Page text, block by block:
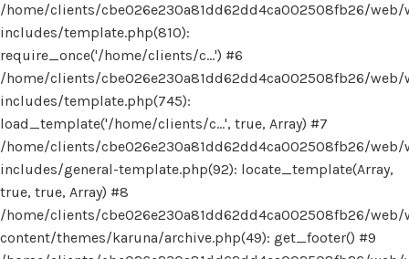
/home/clients/cbe026e230a81dd62dd4ca002508fb26/web/
includes/template.php(810):
require_once('/home/clients/c...') #6
/home/clients/cbe026e230a81dd62dd4ca002508fb26/web/
includes/template.php(745):
load_template('/home/clients/c...', true, Array) #7
/home/clients/cbe026e230a81dd62dd4ca002508fb26/web/
includes/general-template.php(92): locate_template(Array,
true, true, Array) #8
/home/clients/cbe026e230a81dd62dd4ca002508fb26/web/
content/themes/karuna/archive.php(49): get_footer() #9